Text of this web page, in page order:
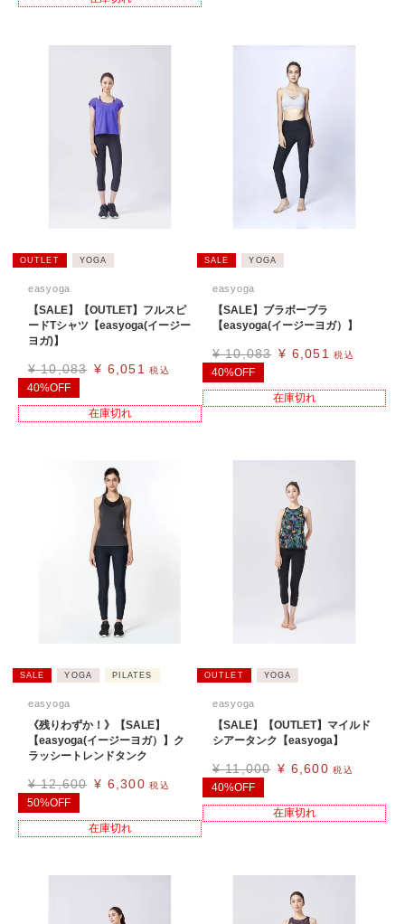
OUTLET YOGA
easyoga
【SALE】【OUTLET】フルスピ
ードTシャツ【easyoga(イージー
ヨガ)】
¥ 10,083 ¥ 6,051 税込
40%OFF
在庫切れ
SALE YOGA
easyoga
【SALE】ブラボーブラ
【easyoga(イージーヨガ）】
¥ 10,083 ¥ 6,051 税込
40%OFF
在庫切れ
SALE YOGA PILATES
easyoga
《残りわずか！》【SALE】
【easyoga(イージーヨガ）】ク
ラッシートレンドタンク
¥ 12,600 ¥ 6,300 税込
50%OFF
在庫切れ
OUTLET YOGA
easyoga
【SALE】【OUTLET】マイルド
シアータンク【easyoga】
¥ 11,000 ¥ 6,600 税込
40%OFF
在庫切れ